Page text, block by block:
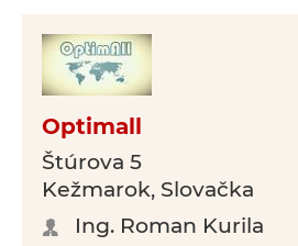
Optimall
Štúrova 5
Kežmarok, Slovačka
Ing. Roman Kurila